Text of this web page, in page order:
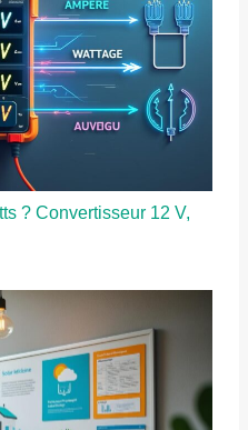
? Convertisseur 12 V,